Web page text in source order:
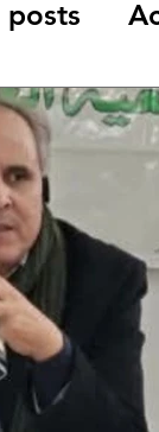
posts